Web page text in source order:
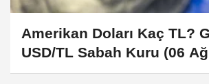
Amerikan Doları Kaç TL?
USD/TL Sabah Kuru (06
2026)